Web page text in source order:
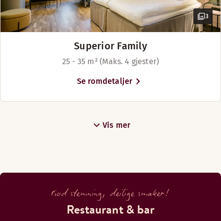
3
Superior Family
25 - 35 m² (Maks. 4 gjester)
Se romdetaljer
Vis mer
God stemning, deilige smaker!
Restaurant & bar